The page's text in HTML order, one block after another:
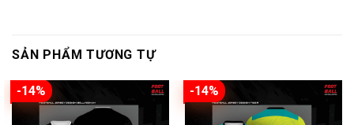
SẢN PHẨM TƯƠNG TỰ
-14% -14%